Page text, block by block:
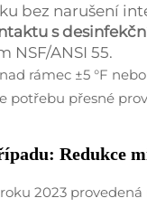
bez narušení
s
NSF/ANSI 55.
rámec ±5 °F
potřebu přesné
Redukce
2023